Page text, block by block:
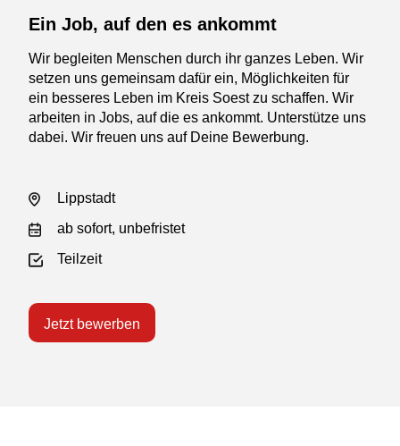
Ein Job, auf den es ankommt
Wir begleiten Menschen durch ihr ganzes Leben. Wir
setzen uns gemeinsam dafür ein, Möglichkeiten für
ein besseres Leben im Kreis Soest zu schaffen. Wir
arbeiten in Jobs, auf die es ankommt. Unterstütze uns
dabei. Wir freuen uns auf Deine Bewerbung.
Lippstadt
ab sofort, unbefristet
Teilzeit
Jetzt bewerben